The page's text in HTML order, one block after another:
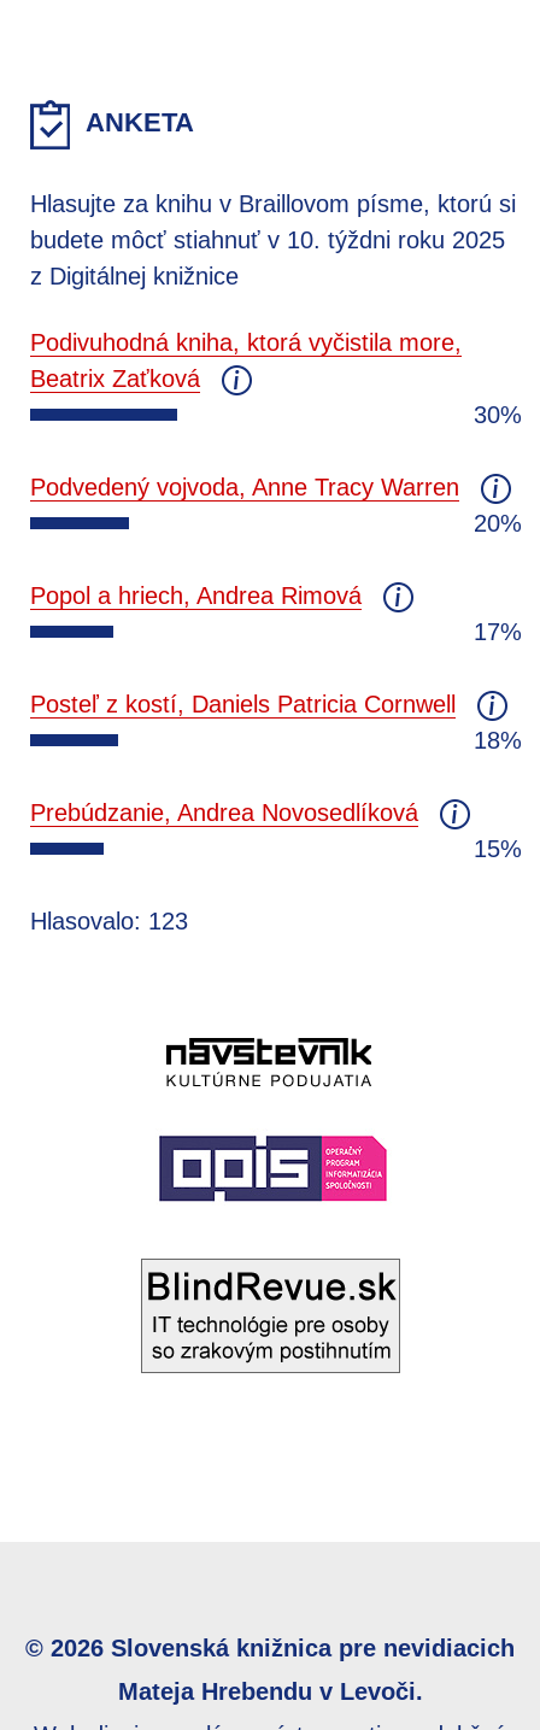
ANKETA
Hlasujte za knihu v Braillovom písme, ktorú si
budete môcť stiahnuť v 10. týždni roku 2025
z Digitálnej knižnice
Podivuhodná kniha, ktorá vyčistila more,
Beatrix Zaťková
30%
Podvedený vojvoda, Anne Tracy Warren
20%
Popol a hriech, Andrea Rimová
17%
Posteľ z kostí, Daniels Patricia Cornwell
18%
Prebúdzanie, Andrea Novosedlíková
15%
Hlasovalo: 123
© 2026 Slovenská knižnica pre nevidiacich
Mateja Hrebendu v Levoči.